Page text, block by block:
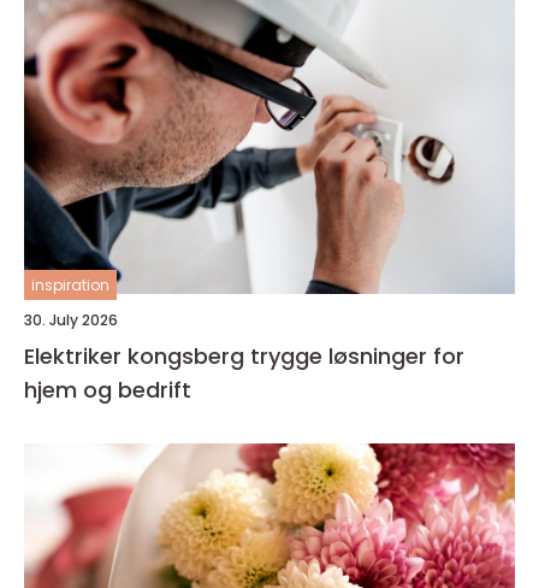
inspiration
30. July 2026
Elektriker kongsberg trygge løsninger for
hjem og bedrift